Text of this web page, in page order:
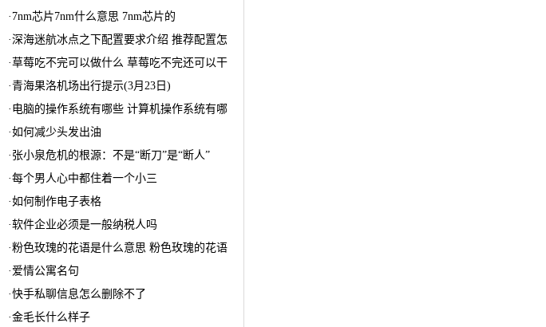
· 7nm芯片7nm什么意思 7nm芯片的
·深海迷航冰点之下配置要求介绍 推荐配置怎
·草莓吃不完可以做什么 草莓吃不完还可以干
·青海果洛机场出行提示(3月23日)
· 电脑的操作系统有哪些 计算机操作系统有哪
·如何减少头发出油
· 张小泉危机的根源：不是“断刀”是“断人”
·每个男人心中都住着一个小三
·如何制作电子表格
·软件企业必须是一般纳税人吗
·粉色玫瑰的花语是什么意思 粉色玫瑰的花语
· 爱情公寓名句
·快手私聊信息怎么删除不了
·金毛长什么样子